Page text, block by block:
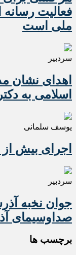
فعالیت
ملی است
سردبیر
اهدای نشان
اسلامی به
یوسف سلمانی
اجرای بیش از ۱۵۰ برنامه فرهنگی در اهر
سردبیر
جوان نخبه
صداوسیمای
برچسب ها